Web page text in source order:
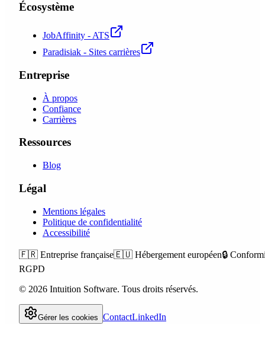
Écosystème
JobAffinity - ATS
Paradisiak - Sites carrières
Entreprise
À propos
Confiance
Carrières
Ressources
Blog
Légal
Mentions légales
Politique de confidentialité
Accessibilité
🇫🇷 Entreprise française🇪🇺 Hébergement européen🔒
RGPD
© 2026 Intuition Software. Tous droits réservés.
Gérer les cookies ContactLinkedIn